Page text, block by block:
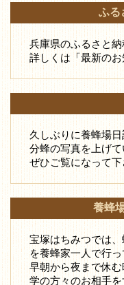
ふ
兵庫県のふるさと
詳しくは「最新の
久しぶりに養蜂場
分蜂の写真を上げて
ぜひご覧になって下
養蜂
宝塚はちみつでは
を養蜂家一人で行っ
早朝から夜まで休
学の方々のお相手